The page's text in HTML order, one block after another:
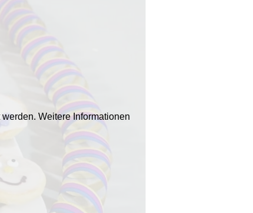
werden. Weitere Informationen